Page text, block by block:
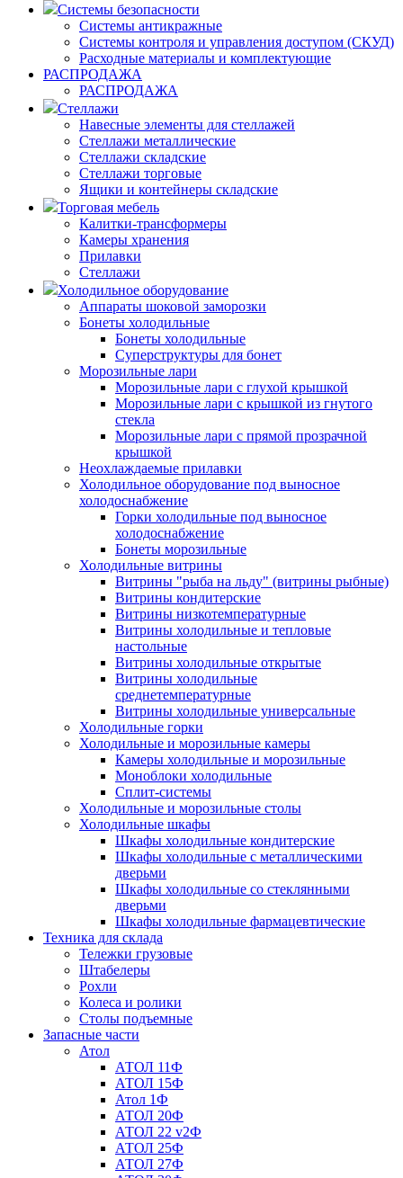
Системы безопасности
Системы антикражные
Системы контроля и управления доступом (СКУД)
Расходные материалы и комплектующие
РАСПРОДАЖА
РАСПРОДАЖА
Стеллажи
Навесные элементы для стеллажей
Стеллажи металлические
Стеллажи складские
Стеллажи торговые
Ящики и контейнеры складские
Торговая мебель
Калитки-трансформеры
Камеры хранения
Прилавки
Стеллажи
Холодильное оборудование
Аппараты шоковой заморозки
Бонеты холодильные
Бонеты холодильные
Суперструктуры для бонет
Морозильные лари
Морозильные лари с глухой крышкой
Морозильные лари с крышкой из гнутого
стекла
Морозильные лари с прямой прозрачной
крышкой
Неохлаждаемые прилавки
Холодильное оборудование под выносное
холодоснабжение
Горки холодильные под выносное
холодоснабжение
Бонеты морозильные
Холодильные витрины
Витрины "рыба на льду" (витрины рыбные)
Витрины кондитерские
Витрины низкотемпературные
Витрины холодильные и тепловые
настольные
Витрины холодильные открытые
Витрины холодильные
среднетемпературные
Витрины холодильные универсальные
Холодильные горки
Холодильные и морозильные камеры
Камеры холодильные и морозильные
Моноблоки холодильные
Сплит-системы
Холодильные и морозильные столы
Холодильные шкафы
Шкафы холодильные кондитерские
Шкафы холодильные с металлическими
дверьми
Шкафы холодильные со стеклянными
дверьми
Шкафы холодильные фармацевтические
Техника для склада
Тележки грузовые
Штабелеры
Рохли
Колеса и ролики
Столы подъемные
Запасные части
Атол
АТОЛ 11Ф
АТОЛ 15Ф
Атол 1Ф
АТОЛ 20Ф
АТОЛ 22 v2Ф
АТОЛ 25Ф
АТОЛ 27Ф